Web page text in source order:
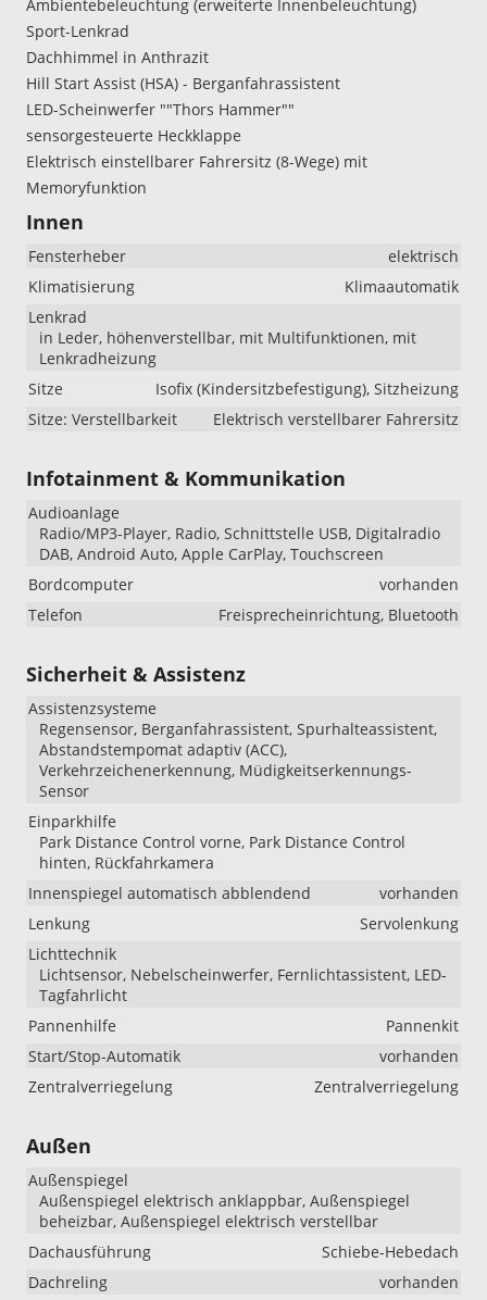
Ambientebeleuchtung (erweiterte Innenbeleuchtung)
Sport-Lenkrad
Dachhimmel in Anthrazit
Hill Start Assist (HSA) - Berganfahrassistent
LED-Scheinwerfer ""Thors Hammer""
sensorgesteuerte Heckklappe
Elektrisch einstellbarer Fahrersitz (8-Wege) mit
Memoryfunktion
Innen
Fensterheber
elektrisch
Klimatisierung
Klimaautomatik
Lenkrad
in Leder, höhenverstellbar, mit Multifunktionen, mit
Lenkradheizung
Sitze
Isofix (Kindersitzbefestigung), Sitzheizung
Sitze: Verstellbarkeit
Elektrisch verstellbarer Fahrersitz
Infotainment & Kommunikation
Audioanlage
Radio/MP3-Player, Radio, Schnittstelle USB, Digitalradio
DAB, Android Auto, Apple CarPlay, Touchscreen
Bordcomputer
vorhanden
Telefon
Freisprecheinrichtung, Bluetooth
Sicherheit & Assistenz
Assistenzsysteme
Regensensor, Berganfahrassistent, Spurhalteassistent,
Abstandstempomat adaptiv (ACC),
Verkehrzeichenerkennung, Müdigkeitserkennungs-
Sensor
Einparkhilfe
Park Distance Control vorne, Park Distance Control
hinten, Rückfahrkamera
Innenspiegel automatisch abblendend
vorhanden
Lenkung
Servolenkung
Lichttechnik
Lichtsensor, Nebelscheinwerfer, Fernlichtassistent, LED-
Tagfahrlicht
Pannenhilfe
Pannenkit
Start/Stop-Automatik
vorhanden
Zentralverriegelung
Zentralverriegelung
Außen
Außenspiegel
Außenspiegel elektrisch anklappbar, Außenspiegel
beheizbar, Außenspiegel elektrisch verstellbar
Dachausführung
Schiebe-Hebedach
Dachreling
vorhanden